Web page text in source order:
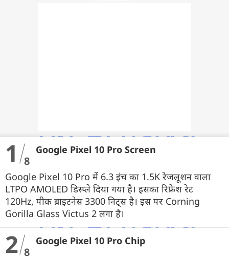
1 8
Google Pixel 10 Pro Screen
Google Pixel 10 Pro में 6.3 इंच का 1.5K रेजलूशन वाला
LTPO AMOLED डिस्प्ले दिया गया है। इसका रिफ्रेश रेट
120Hz, पीक ब्राइटनेस 3300 निट्स है। इस पर Corning
Gorilla Glass Victus 2 लगा है।
2 8
Google Pixel 10 Pro Chip